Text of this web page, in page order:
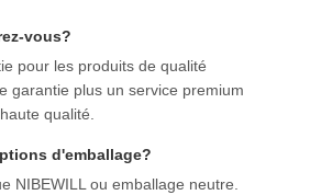
vous?
pour les produits de qualité
garantie plus un service premium
qualité.
d'emballage?
NIBEWILL ou emballage neutre.